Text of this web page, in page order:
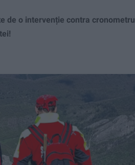
de o intervenție contra cronometru